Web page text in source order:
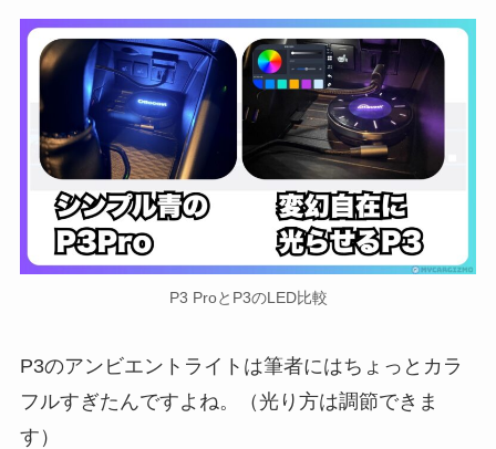
P3 ProとP3のLED比較
P3のアンビエントライトは筆者にはちょっとカラ
フルすぎたんですよね。（光り方は調節できま
す）